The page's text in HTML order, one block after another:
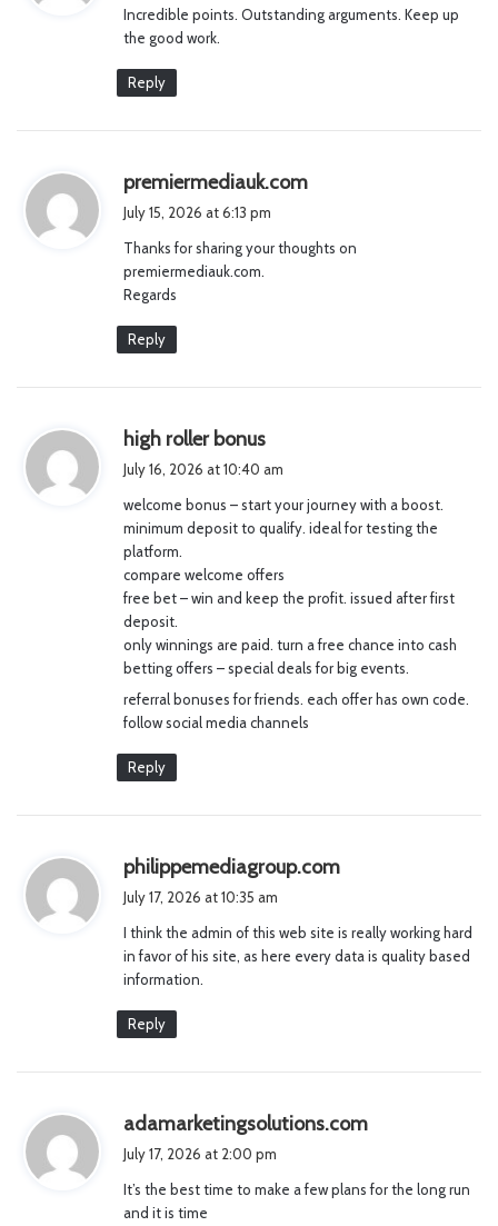
s
:
Incredible points. Outstanding arguments. Keep up
the good work.
Reply
premiermediauk.com
s
July 15, 2026 at 6:13 pm
Thanks for sharing your thoughts on
premiermediauk.com.
Regards
Reply
high roller bonus
s
:
July 16, 2026 at 10:40 am
welcome bonus – start your journey with a boost.
minimum deposit to qualify. ideal for testing the
platform.
compare welcome offers
free bet – win and keep the profit. issued after first
deposit.
only winnings are paid. turn a free chance into cash
betting offers – special deals for big events.
referral bonuses for friends. each offer has own code.
follow social media channels
Reply
philippemediagroup.com
s
:
July 17, 2026 at 10:35 am
I think the admin of this web site is really working hard
in favor of his site, as here every data is quality based
information.
Reply
adamarketingsolutions.com
s
July 17, 2026 at 2:00 pm
It’s the best time to make a few plans for the long run
and it is time